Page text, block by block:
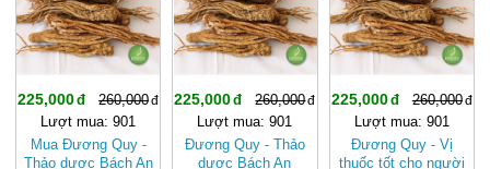
225,000
260,000
Lượt mua: 901
Mua Đương Quy -
Thảo dược Bách An
225,000
260,000
Lượt mua: 901
Đương Quy - Thảo
dược Bách An
225,000
260,000
Lượt mua: 901
Đương Quy - Vị
thuốc tốt cho người